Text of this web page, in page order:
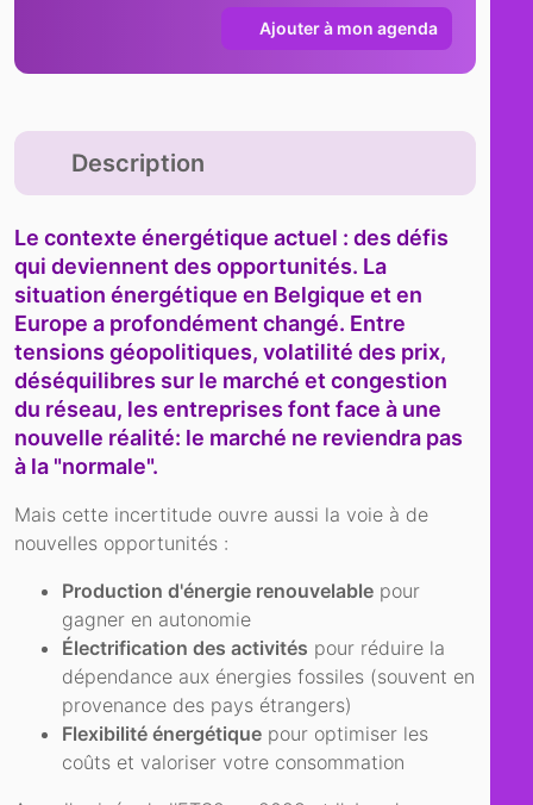
Ajouter à mon agenda
Description
Le contexte énergétique actuel : des défis
qui deviennent des opportunités. La
situation énergétique en Belgique et en
Europe a profondément changé. Entre
tensions géopolitiques, volatilité des prix,
déséquilibres sur le marché et congestion
du réseau, les entreprises font face à une
nouvelle réalité: le marché ne reviendra pas
à la "normale".
Mais cette incertitude ouvre aussi la voie à de
nouvelles opportunités :
Production d'énergie renouvelable pour
gagner en autonomie
Électrification des activités pour réduire la
dépendance aux énergies fossiles (souvent en
provenance des pays étrangers)
Flexibilité énergétique pour optimiser les
coûts et valoriser votre consommation